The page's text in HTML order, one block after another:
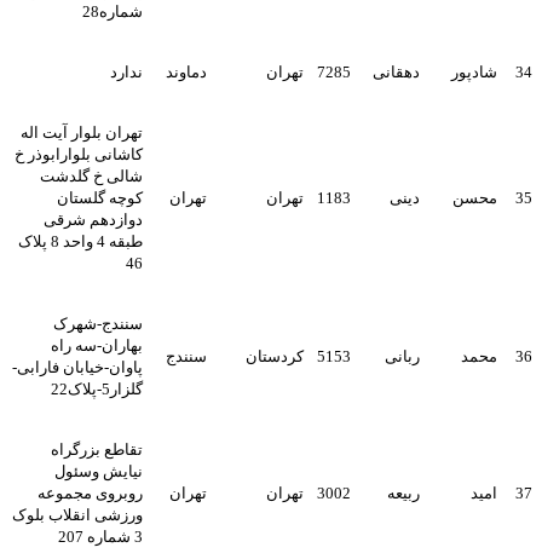
شماره28
34 شادپور دهقانی 7285 تهران دماوند ندارد
35 محسن دینی 1183 تهران تهران
تهران بلوار آیت اله
کاشانی بلوارابوذر خ
شالی خ گلدشت
کوچه گلستان
دوازدهم شرقی
طبقه 4 واحد 8 پلاک
46
36 محمد ربانی 5153 کردستان سنندج
سنندج-شهرک
بهاران-سه راه
پاوان-خیابان فارابی-
گلزار5-پلاک22
37 امید ربیعه 3002 تهران تهران
تقاطع بزرگراه
نیایش وسئول
روبروی مجموعه
ورزشی انقلاب بلوک
3 شماره 207